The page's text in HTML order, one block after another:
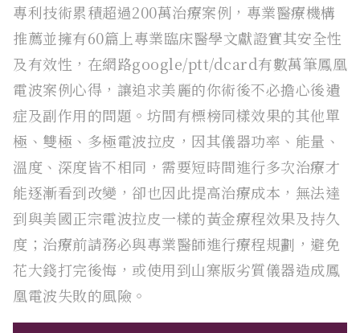
專利技術累積超過200萬治療案例，專業醫療機構
推薦並擁有60篇上專業臨床醫學文獻證實其安全性
及有效性，在網路google/ptt/dcard有數萬筆鳳凰
電波案例心得，讓追求美麗的你術後不必擔心後遺
症及副作用的問題。坊間有標榜同樣效果的其他單
極、雙極、多極電波拉皮，因其儀器功率、能量、
溫度、深度皆不相同，需要短時間進行多次治療才
能逐漸看到改變，卻也因此提高治療成本，無法達
到與美國正宗電波拉皮一樣的黃金療程效果及持久
度；治療前請務必與專業醫師進行療程規劃，避免
花大錢打完後悔，或使用到山寨版劣質儀器造成鳳
凰電波失敗的風險。